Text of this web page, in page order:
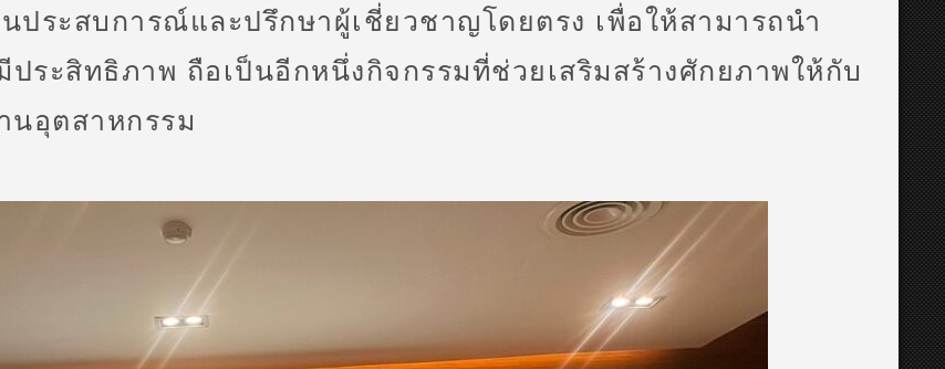
ประสบการณ์และปรึกษาผู้เชี่ยวชาญโดยตรง เพื่อให้สามารถนำ
ระสิทธิภาพ ถือเป็นอีกหนึ่งกิจกรรมที่ช่วยเสริมสร้างศักยภาพให้กับ
นอุตสาหกรรม